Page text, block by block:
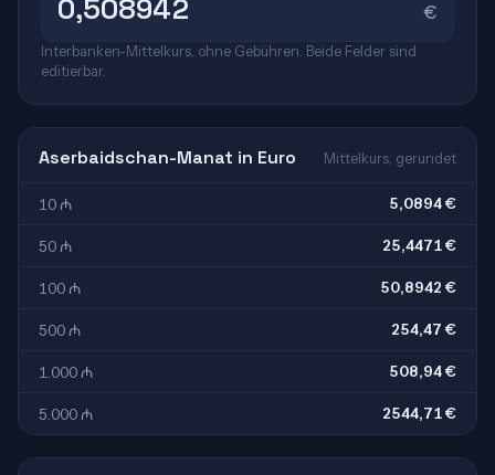
€
Interbanken-Mittelkurs, ohne Gebühren. Beide Felder sind
editierbar.
Aserbaidschan-Manat in Euro Mittelkurs, gerundet
10 ₼ 5,0894 €
50 ₼ 25,4471 €
100 ₼ 50,8942 €
500 ₼ 254,47 €
1.000 ₼ 508,94 €
5.000 ₼ 2544,71 €